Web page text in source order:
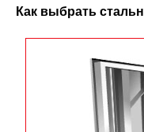
Как выбрать